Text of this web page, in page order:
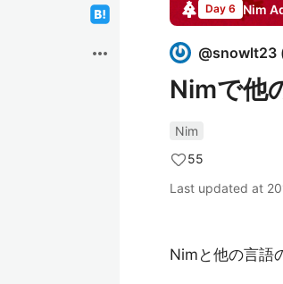
more_horiz
Day 6 Nim
@snowlt23
Nimで他
Nim
55
Last updated at
Nimと他の言語